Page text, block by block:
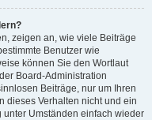
zeigen an, wie viele Beiträge
Benutzer wie
können Sie den Wortlaut
Board-Administration
Beiträge, nur um Ihren
dieses Verhalten nicht und ein
unter Umständen einfach wieder